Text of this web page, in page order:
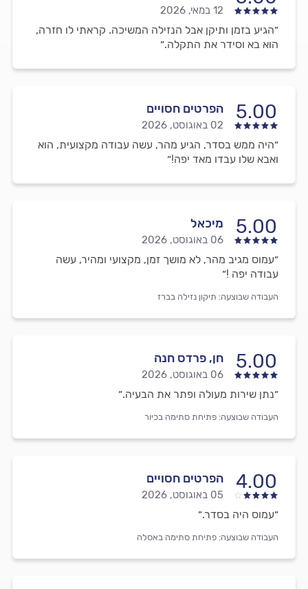
12 במאי, 2026
״הגיע בזמן ותיקן אבל הנזילה המשיכה. קראתי לו חזרה,
הוא בא וסידר את התקלה.״
5.00 הפרטים חסויים
02 באוגוסט, 2026
״היה ממש בסדר, הגיע מהר, עשה עבודה מקצועית, הוא
ואבא שלו עבדו מאד יפה!״
5.00 מיכאל
06 באוגוסט, 2026
״עמוס מגיב מהר, לא מושך זמן, מקצועי ומהיר, עשה
עבודה יפה !״
העבודה שבוצעה: תיקון נזילה בברז
5.00 חן, פרדס חנה
06 באוגוסט, 2026
״נתן שירות מעולה ופתר את הבעיה.״
העבודה שבוצעה: פתיחת סתימה בכיור
4.00 הפרטים חסויים
05 באוגוסט, 2026
״עמוס היה בסדר.״
העבודה שבוצעה: פתיחת סתימה באסלה